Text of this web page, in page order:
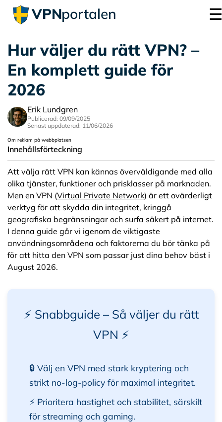
VPNportalen
Hur väljer du rätt VPN? –
En komplett guide för
2026
Erik Lundgren
Publicerad: 09/09/2025
Senast uppdaterad: 11/06/2026
Om reklam på webbplatsen
Innehållsförteckning
Att välja rätt VPN kan kännas överväldigande med alla
olika tjänster, funktioner och prisklasser på marknaden.
Men en VPN (Virtual Private Network) är ett ovärderligt
verktyg för att skydda din integritet, kringgå
geografiska begränsningar och surfa säkert på internet.
I denna guide går vi igenom de viktigaste
användningsområdena och faktorerna du bör tänka på
för att hitta den VPN som passar just dina behov bäst i
August 2026.
⚡ Snabbguide – Så väljer du rätt
VPN ⚡
🔒 Välj en VPN med stark kryptering och
strikt no-log-policy för maximal integritet.
⚡ Prioritera hastighet och stabilitet, särskilt
för streaming och gaming.